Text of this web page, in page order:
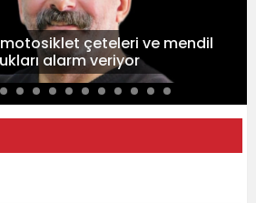
motosiklet çeteleri ve mendil
alarm veriyor